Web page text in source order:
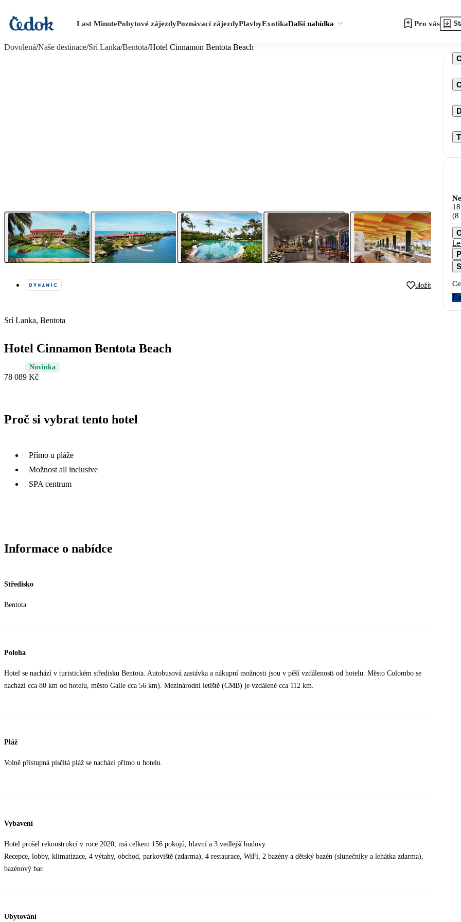
Last MinutePobytové zájezdyPoznávací zájezdyPlavbyExotikaDalší nabídka Pro vás
Dovolená/Naše destinace/Srí Lanka/Bentota/Hotel Cinnamon Bentota Beach
uložit
Srí Lanka, Bentota
Hotel Cinnamon Bentota Beach
Novinka
78 089 Kč
Proč si vybrat tento hotel
Přímo u pláže
Možnost all inclusive
SPA centrum
Informace o nabídce
Středisko
Bentota
Poloha
Hotel se nachází v turistickém středisku Bentota. Autobusová zastávka a nákupní možnosti jsou v pěší vzdálenosti od hotelu. Město Colombo se
nachází cca 80 km od hotelu, město Galle cca 56 km). Mezinárodní letiště (CMB) je vzdálené cca 112 km.
Pláž
Volně přístupná písčitá pláž se nachází přímo u hotelu.
Vybavení
Hotel prošel rekonstrukcí v roce 2020, má celkem 156 pokojů, hlavní a 3 vedlejší budovy.
Recepce, lobby, klimatizace, 4 výtahy, obchod, parkoviště (zdarma), 4 restaurace, WiFi, 2 bazény a dětský bazén (slunečníky a lehátka zdarma),
bazénový bar.
Ubytování
(8